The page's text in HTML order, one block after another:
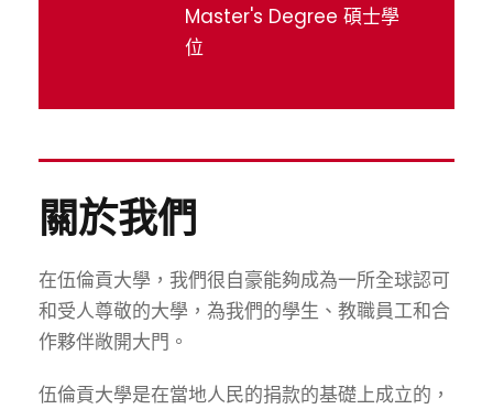
Master's Degree 碩士學
位
關於我們
在伍倫貢大學，我們很自豪能夠成為一所全球認可
和受人尊敬的大學，為我們的學生、教職員工和合
作夥伴敞開大門。
伍倫貢大學是在當地人民的捐款的基礎上成立的，